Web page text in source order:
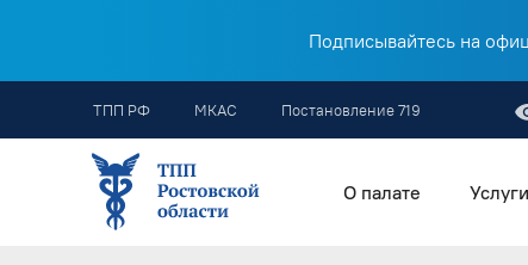
Подписывайтесь на
ТПП РФ МКАС Постановление 719
О палате Услуги